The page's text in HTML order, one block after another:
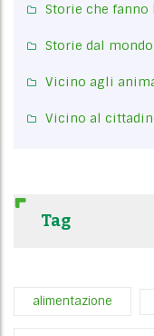
Storie che fanno
Storie dal mondo
Vicino agli
Vicino al
Tag
alimentazione